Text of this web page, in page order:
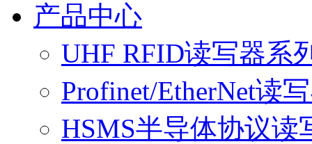
产品中心
UHF RFID读写器系
Profinet/EtherNet读
HSMS半导体协议读